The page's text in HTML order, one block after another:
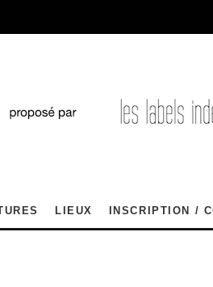
LIEUX INSCRIPTION /